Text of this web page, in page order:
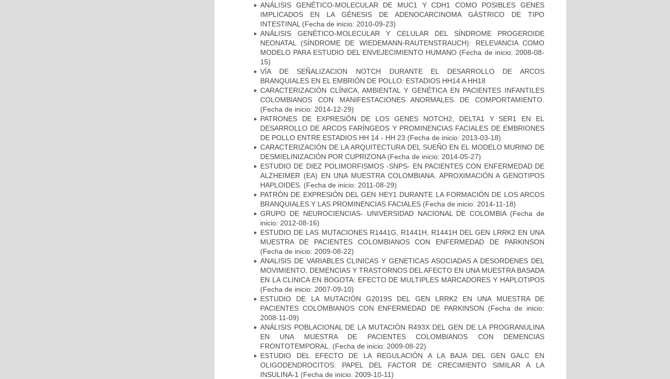
ANÁLISIS GENÉTICO-MOLECULAR DE MUC1 Y CDH1 COMO POSIBLES GENES
IMPLICADOS EN LA GÉNESIS DE ADENOCARCINOMA GÁSTRICO DE TIPO
INTESTINAL (Fecha de inicio: 2010-09-23)
ANÁLISIS GENÉTICO-MOLECULAR Y CELULAR DEL SÍNDROME PROGEROIDE
NEONATAL (SÍNDROME DE WIEDEMANN-RAUTENSTRAUCH): RELEVANCIA COMO
MODELO PARA ESTUDIO DEL ENVEJECIMIENTO HUMANO (Fecha de inicio: 2008-08-
15)
VÍA DE SEÑALIZACION NOTCH DURANTE EL DESARROLLO DE ARCOS
BRANQUIALES EN EL EMBRIÓN DE POLLO: ESTADIOS HH14 A HH18
CARACTERIZACIÓN CLÍNICA, AMBIENTAL Y GENÉTICA EN PACIENTES INFANTILES
COLOMBIANOS CON MANIFESTACIONES ANORMALES DE COMPORTAMIENTO.
(Fecha de inicio: 2014-12-29)
PATRONES DE EXPRESIÓN DE LOS GENES NOTCH2, DELTA1 Y SER1 EN EL
DESARROLLO DE ARCOS FARÍNGEOS Y PROMINENCIAS FACIALES DE EMBRIONES
DE POLLO ENTRE ESTADIOS HH 14 - HH 23 (Fecha de inicio: 2013-03-18)
CARACTERIZACIÓN DE LA ARQUITECTURA DEL SUEÑO EN EL MODELO MURINO DE
DESMIELINIZACIÓN POR CUPRIZONA(Fecha de inicio: 2014-05-27)
ESTUDIO DE DIEZ POLIMORFISMOS -SNPS- EN PACIENTES CON ENFERMEDAD DE
ALZHEIMER (EA) EN UNA MUESTRA COLOMBIANA. APROXIMACIÓN A GENOTIPOS
HAPLOIDES. (Fecha de inicio: 2011-08-29)
PATRÓN DE EXPRESIÓN DEL GEN HEY1 DURANTE LA FORMACIÓN DE LOS ARCOS
BRANQUIALES Y LAS PROMINENCIAS FACIALES (Fecha de inicio: 2014-11-18)
GRUPO DE NEUROCIENCIAS- UNIVERSIDAD NACIONAL DE COLOMBIA(Fecha de
inicio: 2012-08-16)
ESTUDIO DE LAS MUTACIONES R1441G, R1441H, R1441H DEL GEN LRRK2 EN UNA
MUESTRA DE PACIENTES COLOMBIANOS CON ENFERMEDAD DE PARKINSON
(Fecha de inicio: 2009-08-22)
ANALISIS DE VARIABLES CLINICAS Y GENETICAS ASOCIADAS A DESORDENES DEL
MOVIMIENTO, DEMENCIAS Y TRASTORNOS DEL AFECTO EN UNA MUESTRA BASADA
EN LA CLINICA EN BOGOTA: EFECTO DE MULTIPLES MARCADORES Y HAPLOTIPOS
(Fecha de inicio: 2007-09-10)
ESTUDIO DE LA MUTACIÓN G2019S DEL GEN LRRK2 EN UNA MUESTRA DE
PACIENTES COLOMBIANOS CON ENFERMEDAD DE PARKINSON (Fecha de inicio:
2008-11-09)
ANÁLISIS POBLACIONAL DE LA MUTACIÓN R493X DEL GEN DE LA PROGRANULINA
EN UNA MUESTRA DE PACIENTES COLOMBIANOS CON DEMENCIAS
FRONTOTEMPORAL.
(Fecha de inicio: 2009-08-22)
ESTUDIO DEL EFECTO DE LA REGULACIÓN A LA BAJA DEL GEN GALC EN
OLIGODENDROCITOS: PAPEL DEL FACTOR DE CRECIMIENTO SIMILAR A LA
INSULINA-1 (Fecha de inicio: 2009-10-11)